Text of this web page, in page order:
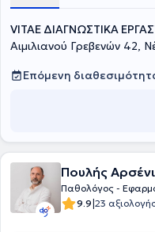
VITAE ΔΙΑΓΝΩΣΤΙΚΑ
Αιμιλιανού Γρεβενών 42,
Επόμενη
Πουλής
Παθολόγος -
9.9|23